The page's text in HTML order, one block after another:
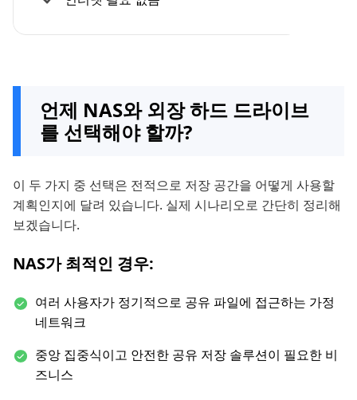
언제 NAS와 외장 하드 드라이브
를 선택해야 할까?
이 두 가지 중 선택은 전적으로 저장 공간을 어떻게 사용할
계획인지에 달려 있습니다. 실제 시나리오로 간단히 정리해
보겠습니다.
NAS가 최적인 경우:
여러 사용자가 정기적으로 공유 파일에 접근하는 가정
네트워크
중앙 집중식이고 안전한 공유 저장 솔루션이 필요한 비
즈니스